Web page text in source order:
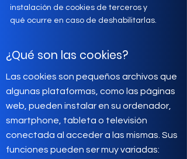
instalación de cookies de terceros y
qué ocurre en caso de deshabilitarlas.
¿Qué son las cookies?
Las cookies son pequeños archivos que
algunas plataformas, como las páginas
web, pueden instalar en su ordenador,
smartphone, tableta o televisión
conectada al acceder a las mismas. Sus
funciones pueden ser muy variadas: